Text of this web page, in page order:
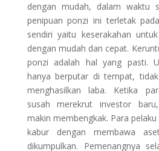
dengan mudah, dalam waktu
penipuan ponzi ini terletak
sendiri yaitu keserakahan
dengan mudah dan cepat.
ponzi adalah hal yang pasti.
hanya berputar di tempat,
menghasilkan laba. Ketika
susah merekrut investor
makin membengkak. Para
kabur dengan membawa
dikumpulkan. Pemenangnya